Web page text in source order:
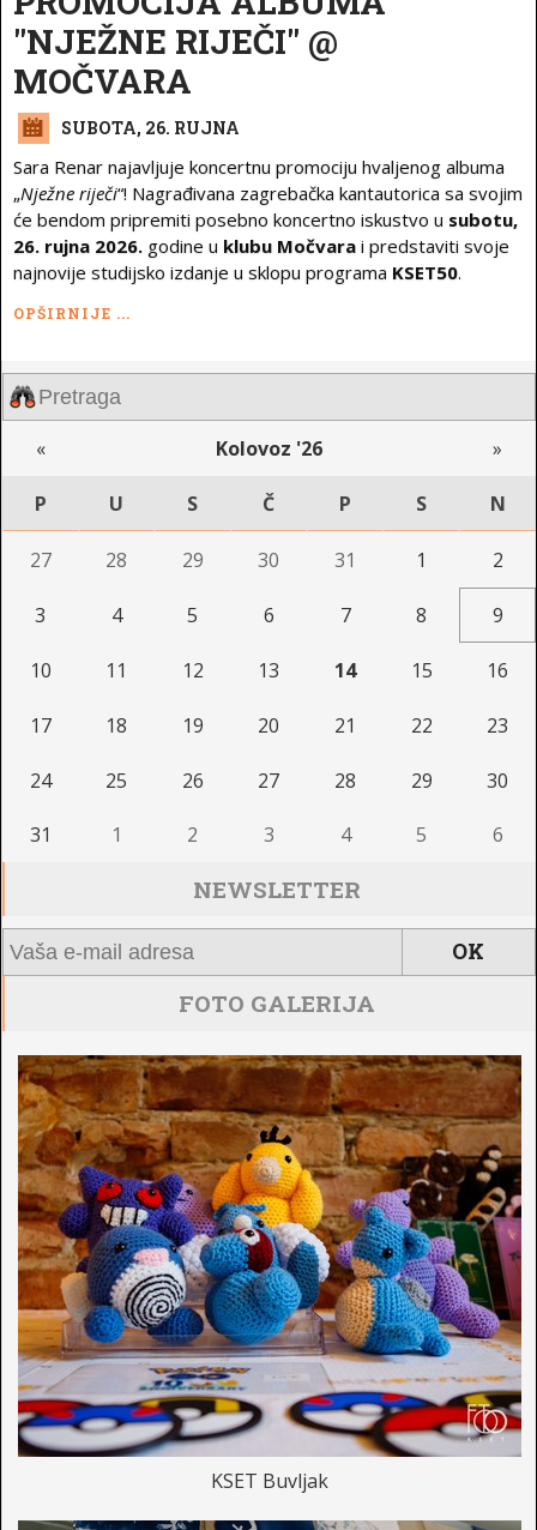
"NJEŽNE RIJEČI" @
MOČVARA
SUBOTA, 26. RUJNA
Sara Renar najavljuje koncertnu promociju hvaljenog albuma
„Nježne riječi“! Nagrađivana zagrebačka kantautorica sa svojim
će bendom pripremiti posebno koncertno iskustvo u subotu,
26. rujna 2026. godine u klubu Močvara i predstaviti svoje
najnovije studijsko izdanje u sklopu programa KSET50.
OPŠIRNIJE ...
« Kolovoz '26 »
P U S Č P S N
27 28 29 30 31 1 2
3 4 5 6 7 8 9
10 11 12 13 14 15 16
17 18 19 20 21 22 23
24 25 26 27 28 29 30
31 1 2 3 4 5 6
NEWSLETTER
FOTO GALERIJA
KSET Buvljak